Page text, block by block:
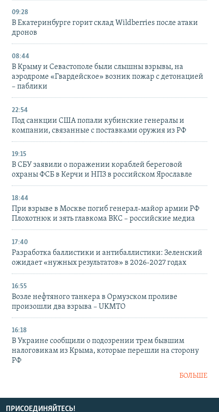
09:28
В Екатеринбурге горит склад Wildberries после атаки
дронов
08:44
В Крыму и Севастополе были слышны взрывы, на
аэродроме «Гвардейское» возник пожар с детонацией
– паблики
22:54
Под санкции США попали кубинские генералы и
компании, связанные с поставками оружия из РФ
19:15
В СБУ заявили о поражении кораблей береговой
охраны ФСБ в Керчи и НПЗ в российском Ярославле
18:44
При взрыве в Москве погиб генерал-майор армии РФ
Плохотнюк и зять главкома ВКС – российские медиа
17:40
Разработка баллистики и антибаллистики: Зеленский
ожидает «нужных результатов» в 2026-2027 годах
16:55
Возле нефтяного танкера в Ормузском проливе
произошли два взрыва – UKMTO
16:18
В Украине сообщили о подозрении трем бывшим
налоговикам из Крыма, которые перешли на сторону
РФ
БОЛЬШЕ
ПРИСОЕДИНЯЙТЕСЬ!